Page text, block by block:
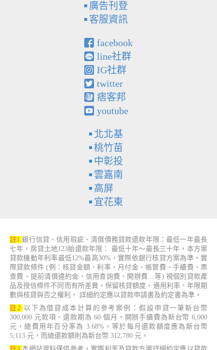
廣告刊登
客服資訊
facebook
line社群
IG社群
twitter
痞客邦
youtube
北北基
桃竹苗
中彰投
雲嘉南
高屏
宜花東
註1 銀行信貸、信用瑕疵、清償債務貸款還款年限：最低一年最長
七年，房貸土地123胎還款年限： 最低十年～最長三十年，本方案
貸款機動年利率最低12%最高30%，實際依銀行核貸方案為準。實
際貸款條件 (例：核貸金額、利率、月付金、帳管費、手續費、票
查費、提前清償違約金、信用查詢費、開辦費…等) 視個別貸款產
品及授信條件不同而有所差異，保留核貸額度、適用利率、年限期
數與核貸與否之權利， 詳細約定應以貸款申請書及約定書為準。
註2 以下為借貸成本計算的參考案例：假設申貸一筆新台幣
300,000 元款項，還款期為 60 個月，開辦手續費為新台幣 6,000
元，總費用年百分率為 3.68%，等於每月還款額度應為新台幣
5,113 元，而總還款額則為新台幣 312,780 元。